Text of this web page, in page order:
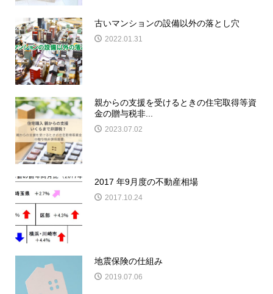
古いマンションの設備以外の落とし穴
2022.01.31
親からの支援を受けるときの住宅取得等資
金の贈与税非...
2023.07.02
2017 年9月度の不動産相場
2017.10.24
地震保険の仕組み
2019.07.06